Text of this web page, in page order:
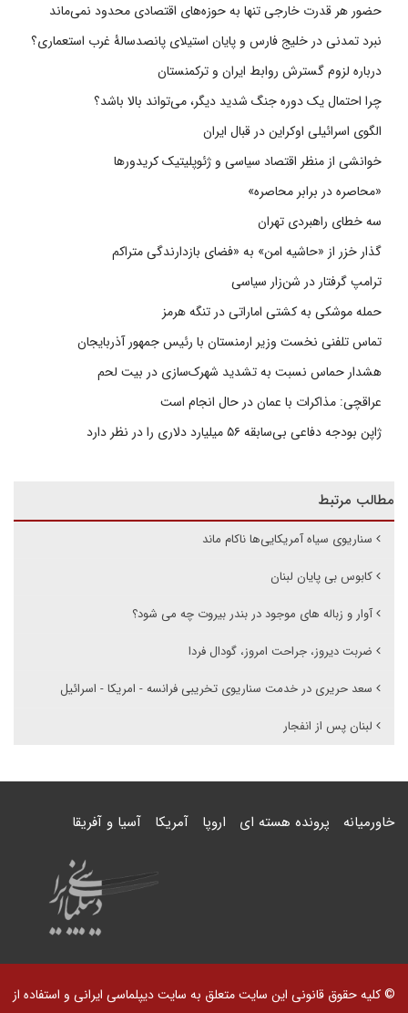
حضور هر قدرت خارجی تنها به حوزه‌های اقتصادی محدود نمی‌ماند
نبرد تمدنی در خلیج فارس و پایان استیلای پانصدسالۀ غرب استعماری؟
درباره لزوم گسترش روابط ایران و ترکمنستان
چرا احتمال یک دوره جنگ شدید دیگر، می‌تواند بالا باشد؟
الگوی اسرائیلی اوکراین در قبال ایران
خوانشی از منظر اقتصاد سیاسی و ژئوپلیتیک کریدورها
«محاصره در برابر محاصره»
سه خطای راهبردی تهران
گذار خزر از «حاشیه امن» به «فضای بازدارندگی متراکم
ترامپ گرفتار در شن‌زار سیاسی
حمله موشکی به کشتی اماراتی در تنگه هرمز
تماس تلفنی نخست وزیر ارمنستان با رئیس جمهور آذربایجان
هشدار حماس نسبت به تشدید شهرک‌سازی در بیت‌ لحم
عراقچی: مذاکرات با عمان در حال انجام است
ژاپن بودجه دفاعی بی‌سابقه ۵۶ میلیارد دلاری را در نظر دارد
مطالب مرتبط
سناریوی سیاه آمریکایی‌ها ناکام ماند
کابوس بی پایان لبنان
آوار و زباله های موجود در بندر بیروت چه می شود؟
ضربت دیروز، جراحت امروز، گودال فردا
سعد حریری در خدمت سناریوی تخریبی فرانسه - امریکا - اسرائیل
لبنان پس از انفجار
خاورمیانه پرونده هسته ای اروپا آمریکا آسیا و آفریقا
© کلیه حقوق قانونی این سایت متعلق به سایت دیپلماسی ایرانی و استفاده از